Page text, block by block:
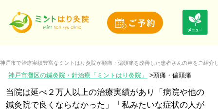
神戸市で治療実績豊富なミントはり灸院が頭痛・偏頭痛を改善した患者さんの声をご紹介
神戸市灘区の鍼灸院・針治療「ミントはり灸院」 頭痛・偏頭痛
当院は延べ２万人以上の治療実績があり「病院や他の
鍼灸院で良くならなかった」「私みたいな症状の人が